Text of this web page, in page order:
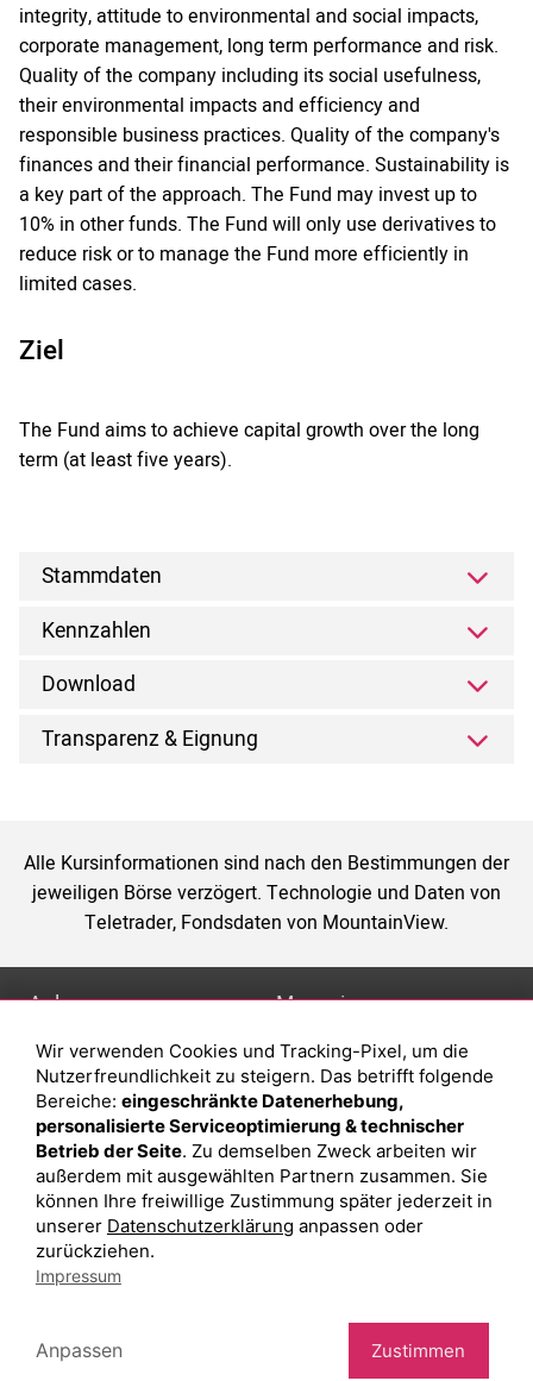
integrity, attitude to environmental and social impacts,
corporate management, long term performance and risk.
Quality of the company including its social usefulness,
their environmental impacts and efficiency and
responsible business practices. Quality of the company's
finances and their financial performance. Sustainability is
a key part of the approach. The Fund may invest up to
10% in other funds. The Fund will only use derivatives to
reduce risk or to manage the Fund more efficiently in
limited cases.
Ziel
The Fund aims to achieve capital growth over the long
term (at least five years).
Stammdaten
Kennzahlen
Download
Transparenz & Eignung
Alle Kursinformationen sind nach den Bestimmungen der
jeweiligen Börse verzögert. Technologie und Daten von
Teletrader, Fondsdaten von MountainView.
Anlage
Depot eröffnen
Depot vergleichen
Junior Depot
Top-Seller-Fonds
Top-Fonds
Fonds-Suche
Magazin
Was sind sind ETFs?
Sparplan Vorteile
Was ist ein Fonds?
Wir verwenden Cookies und Tracking-Pixel, um die
Nutzerfreundlichkeit zu steigern. Das betrifft folgende
Bereiche: eingeschränkte Datenerhebung,
personalisierte Serviceoptimierung & technischer
Betrieb der Seite. Zu demselben Zweck arbeiten wir
außerdem mit ausgewählten Partnern zusammen. Sie
können Ihre freiwillige Zustimmung später jederzeit in
unserer Datenschutzerklärung anpassen oder
zurückziehen.
Impressum
Anpassen Zustimmen